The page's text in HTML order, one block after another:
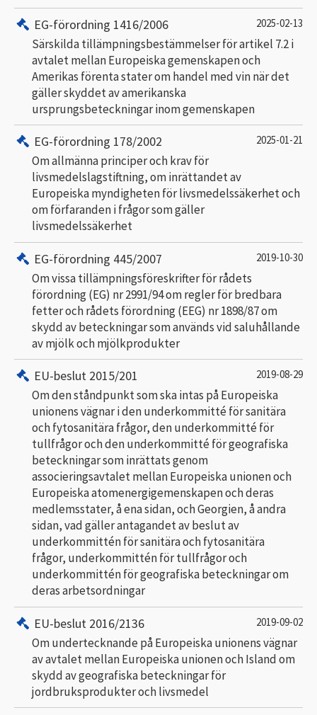
EG-förordning 1416/2006 2025-02-13
Särskilda tillämpningsbestämmelser för artikel 7.2 i
avtalet mellan Europeiska gemenskapen och
Amerikas förenta stater om handel med vin när det
gäller skyddet av amerikanska
ursprungsbeteckningar inom gemenskapen
EG-förordning 178/2002 2025-01-21
Om allmänna principer och krav för
livsmedelslagstiftning, om inrättandet av
Europeiska myndigheten för livsmedelssäkerhet och
om förfaranden i frågor som gäller
livsmedelssäkerhet
EG-förordning 445/2007 2019-10-30
Om vissa tillämpningsföreskrifter för rådets
förordning (EG) nr 2991/94 om regler för bredbara
fetter och rådets förordning (EEG) nr 1898/87 om
skydd av beteckningar som används vid saluhållande
av mjölk och mjölkprodukter
EU-beslut 2015/201 2019-08-29
Om den ståndpunkt som ska intas på Europeiska
unionens vägnar i den underkommitté för sanitära
och fytosanitära frågor, den underkommitté för
tullfrågor och den underkommitté för geografiska
beteckningar som inrättats genom
associeringsavtalet mellan Europeiska unionen och
Europeiska atomenergigemenskapen och deras
medlemsstater, å ena sidan, och Georgien, å andra
sidan, vad gäller antagandet av beslut av
underkommittén för sanitära och fytosanitära
frågor, underkommittén för tullfrågor och
underkommittén för geografiska beteckningar om
deras arbetsordningar
EU-beslut 2016/2136 2019-09-02
Om undertecknande på Europeiska unionens vägnar
av avtalet mellan Europeiska unionen och Island om
skydd av geografiska beteckningar för
jordbruksprodukter och livsmedel